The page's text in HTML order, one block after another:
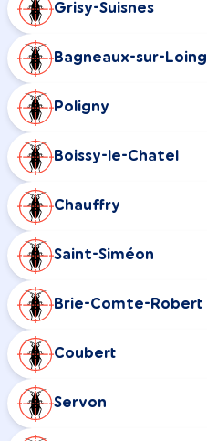
Grisy-Suisnes
Bagneaux-sur-Loing
Poligny
Boissy-le-Chatel
Chauffry
Saint-Siméon
Brie-Comte-Robert
Coubert
Servon